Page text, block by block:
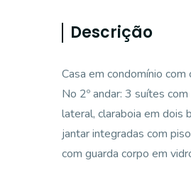
Descrição
Casa em condomínio
No 2º andar: 3 suítes
lateral, claraboia em dois
jantar integradas com
com guarda corpo em